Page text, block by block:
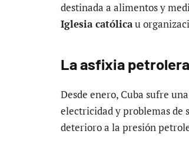
destinada a alimentos y
Iglesia católicau
La asfixia
Desde enero, Cuba sufre
electricidad y problemas de
deterioro a la presión